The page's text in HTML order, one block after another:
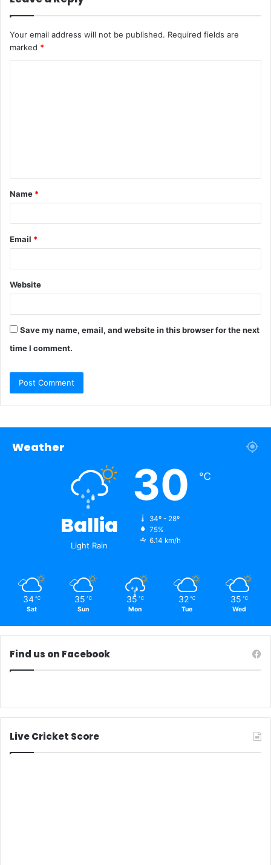
Your email address will not be published. Required fields are
marked *
t
*
Name *
Email *
Website
Save my name, email, and website in this browser for the next
time I comment.
Weather
Ballia
Light Rain
30 ℃
34º - 28º
75%
6.14 km/h
34 ℃
Sat
35 ℃
Sun
35 ℃
Mon
32 ℃
Tue
35 ℃
Wed
Find us on Facebook
Live Cricket Score